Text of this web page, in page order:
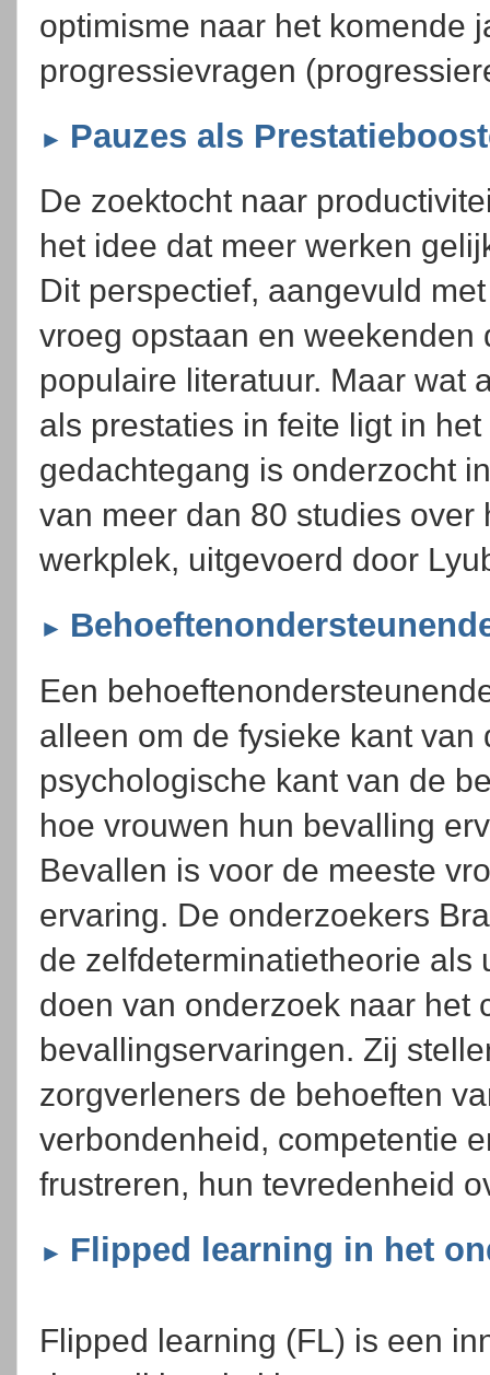
optimisme naar het komende
progressievragen
► Pauzes als
De zoektocht naar
het idee dat meer werken
Dit perspectief, aangevuld
vroeg opstaan en
populaire literatuur. Maar wat
als prestaties in feite ligt in
gedachtegang is onderzocht
van meer dan 80 studies
werkplek, uitgevoerd door
►
Een
alleen om de fysieke kant van
psychologische kant van de
hoe vrouwen hun bevalling
Bevallen is voor de meeste
ervaring. De onderzoekers
de zelfdeterminatietheorie als
doen van onderzoek naar het
bevallingservaringen. Zij
zorgverleners de behoeften
verbondenheid, competentie
frustreren, hun tevredenheid
► Flipped learning in het
Flipped learning (FL) is een